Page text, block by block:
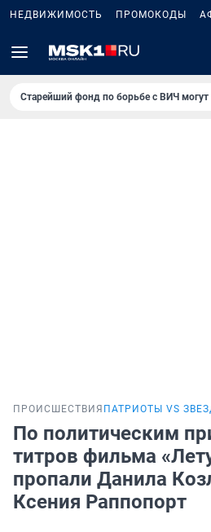
НЕДВИЖИМОСТЬ ПРОМОКОДЫ
Старейший фонд по борьбе с ВИЧ могут
ПРОИСШЕСТВИЯ ПАТРИОТЫ VS
По политическим
титров фильма
пропали Данила
Ксения Раппопорт